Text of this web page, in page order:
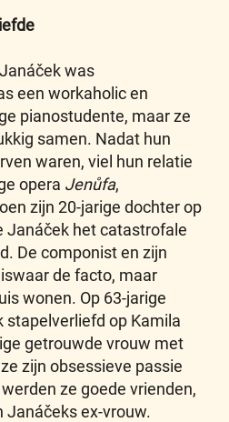
was
een workaholic en
pianostudente, maar ze
samen. Nadat hun
waren, viel hun relatie
opera Jenůfa,
zijn 20-jarige dochter op
Janáček het catastrofale
De componist en zijn
de facto, maar
wonen. Op 63-jarige
stapelverliefd op Kamila
getrouwde vrouw met
zijn obsessieve passie
ze goede vrienden,
Janáčeks ex-vrouw.